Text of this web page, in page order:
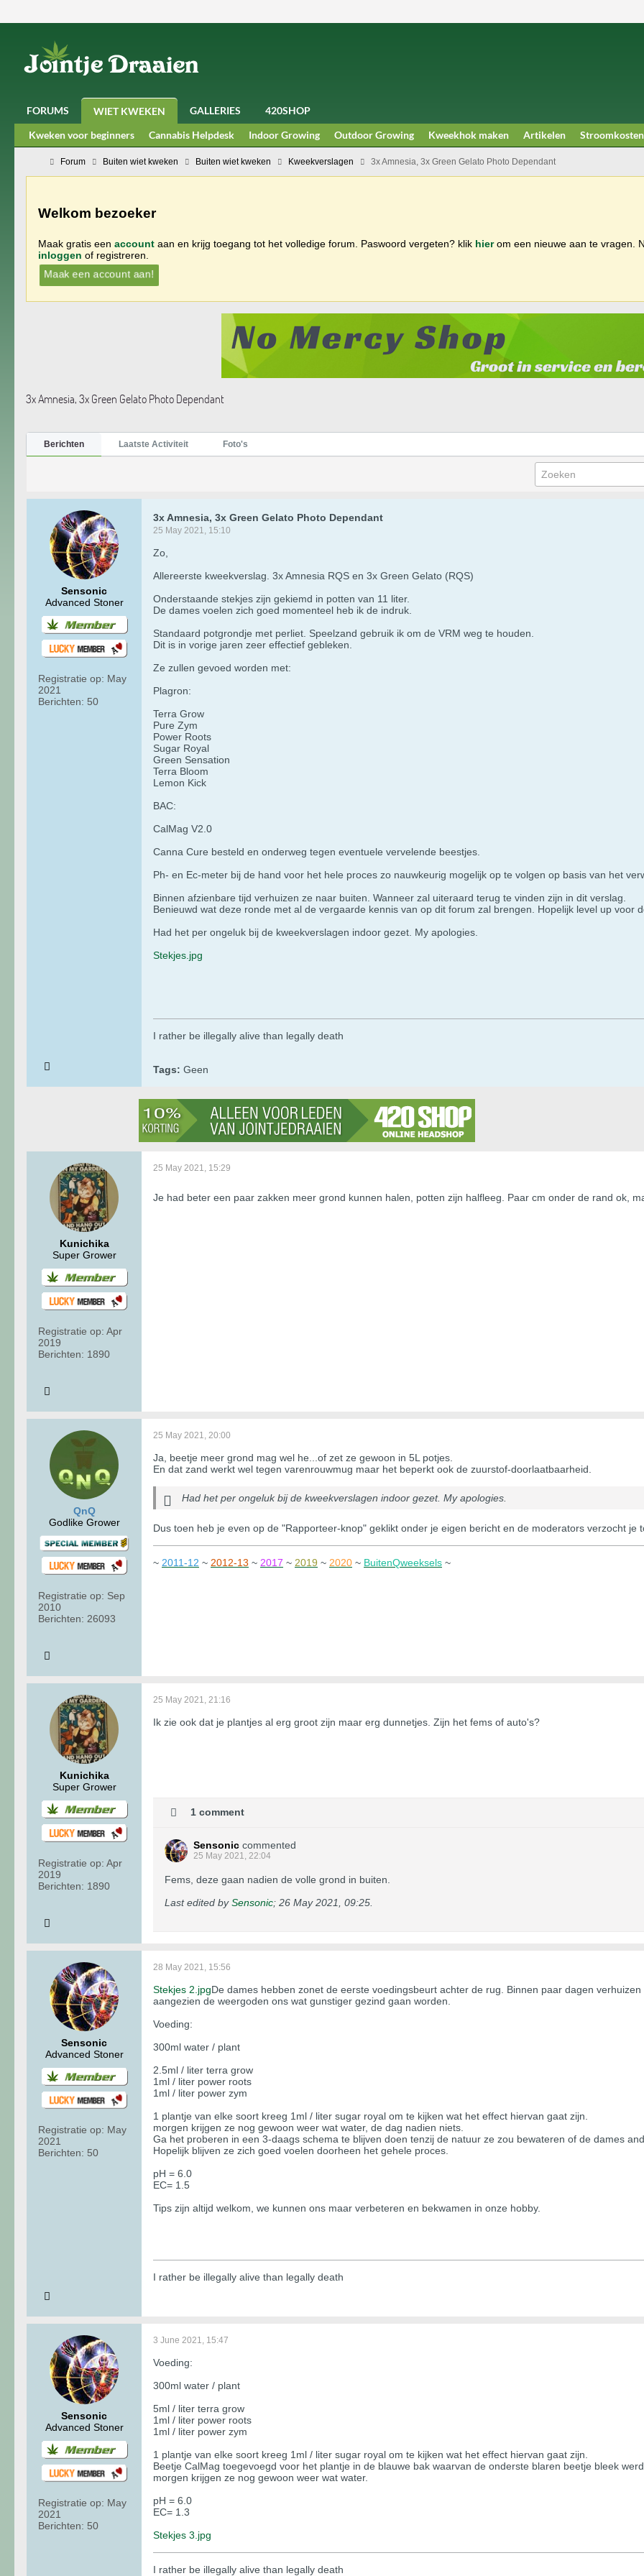
FORUMS WIET KWEKEN GALLERIES
420SHOP
Kweken voor beginners
Cannabis Helpdesk Indoor Growing Outdoor Growing Kweekhok maken Artikelen Stroomkosten
Forum Buiten wiet kweken Buiten wiet kweken Kweekverslagen 3x Amnesia, 3x Green Gelato Photo Dependant
Welkom bezoeker
Maak gratis een account aan en krijg toegang tot het volledige forum. Paswoord vergeten? klik hierom een nieuwe aan te vragen.
inloggen of registreren.
Maak een account aan!
3x Amnesia, 3x Green Gelato Photo Dependant
Berichten Laatste Activiteit Foto's
Sensonic
Advanced Stoner
Registratie op: May
2021
Berichten: 50
3x Amnesia, 3x Green Gelato Photo Dependant
25 May 2021, 15:10
Zo,
Allereerste kweekverslag. 3x Amnesia RQS en 3x Green Gelato (RQS)
Onderstaande stekjes zijn gekiemd in potten van 11 liter.
De dames voelen zich goed momenteel heb ik de indruk.
Standaard potgrondje met perliet. Speelzand gebruik ik om de VRM weg te houden.
Dit is in vorige jaren zeer effectief gebleken.
Ze zullen gevoed worden met:
Plagron:
Terra Grow
Pure Zym
Power Roots
Sugar Royal
Green Sensation
Terra Bloom
Lemon Kick
BAC:
CalMag V2.0
Canna Cure besteld en onderweg tegen eventuele vervelende beestjes.
Ph- en Ec-meter bij de hand voor het hele proces zo nauwkeurig mogelijk op te volgen op basis van het
Binnen afzienbare tijd verhuizen ze naar buiten. Wanneer zal uiteraard terug te vinden zijn in dit verslag.
Benieuwd wat deze ronde met al de vergaarde kennis van op dit forum zal brengen. Hopelijk level up voor
Had het per ongeluk bij de kweekverslagen indoor gezet. My apologies.
Stekjes.jpg
I rather be illegally alive than legally death
Tags: Geen
Kunichika
Super Grower
Registratie op: Apr
2019
Berichten: 1890
25 May 2021, 15:29
Je had beter een paar zakken meer grond kunnen halen, potten zijn halfleeg. Paar cm onder de rand ok,
QnQ
Godlike Grower
Registratie op: Sep
2010
Berichten: 26093
25 May 2021, 20:00
Ja, beetje meer grond mag wel he...of zet ze gewoon in 5L potjes.
En dat zand werkt wel tegen varenrouwmug maar het beperkt ook de zuurstof-doorlaatbaarheid.
Had het per ongeluk bij de kweekverslagen indoor gezet. My apologies.
Dus toen heb je even op de "Rapporteer-knop" geklikt onder je eigen bericht en de moderators verzocht je
~ 2011-12 ~ 2012-13 ~ 2017 ~ 2019 ~ 2020 ~ BuitenQweeksels ~
Kunichika
Super Grower
Registratie op: Apr
2019
Berichten: 1890
25 May 2021, 21:16
Ik zie ook dat je plantjes al erg groot zijn maar erg dunnetjes. Zijn het fems of auto's?
1 comment
Sensonic commented
25 May 2021, 22:04
Fems, deze gaan nadien de volle grond in buiten.
Last edited bySensonic; 26 May 2021, 09:25
Sensonic
Advanced Stoner
Registratie op: May
2021
Berichten: 50
28 May 2021, 15:56
Stekjes 2.jpgDe dames hebben zonet de eerste voedingsbeurt achter de rug. Binnen paar dagen
aangezien de weergoden ons wat gunstiger gezind gaan worden.
Voeding:
300ml water / plant
2.5ml / liter terra grow
1ml / liter power roots
1ml / liter power zym
1 plantje van elke soort kreeg 1ml / liter sugar royal om te kijken wat het effect hiervan gaat zijn.
morgen krijgen ze nog gewoon weer wat water, de dag nadien niets.
Ga het proberen in een 3-daags schema te blijven doen tenzij de natuur ze zou bewateren of de dames
Hopelijk blijven ze zich goed voelen doorheen het gehele proces.
pH = 6.0
EC= 1.5
Tips zijn altijd welkom, we kunnen ons maar verbeteren en bekwamen in onze hobby.
I rather be illegally alive than legally death
Sensonic
Advanced Stoner
Registratie op: May
2021
Berichten: 50
3 June 2021, 15:47
Voeding:
300ml water / plant
5ml / liter terra grow
1ml / liter power roots
1ml / liter power zym
1 plantje van elke soort kreeg 1ml / liter sugar royal om te kijken wat het effect hiervan gaat zijn.
Beetje CalMag toegevoegd voor het plantje in de blauwe bak waarvan de onderste blaren beetje bleek
morgen krijgen ze nog gewoon weer wat water.
pH = 6.0
EC= 1.3
Stekjes 3.jpg
I rather be illegally alive than legally death